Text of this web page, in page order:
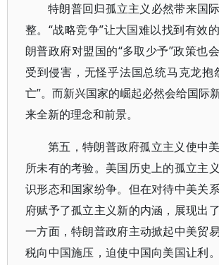
特朗普回归孤立主义必然带来国
整。“战略竞争”让大国难以找到有效
朗普政府对盟国的“多取少予”政策也
受到侵害，无怪乎法国总统马克龙抱
亡”。而新兴国家的崛起必然会给国际
来全新的理念和前景。
第五，特朗普政府孤立主义使中
所未有的考验。美国历史上的孤立主
识形态和国家纷争。但在对待中美关
府赋予了孤立主义新的内涵，展现出了
一方面，特朗普政府主动掀起中美贸
税向中国施压，迫使中国向美国让利